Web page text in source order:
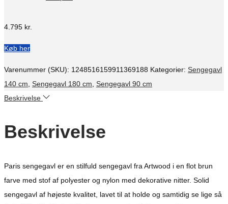
4.795 kr.
Køb her
Varenummer (SKU): 1248516159911369188 Kategorier: Sengegavl
140 cm, Sengegavl 180 cm, Sengegavl 90 cm
Beskrivelse
Beskrivelse
Paris sengegavl er en stilfuld sengegavl fra Artwood i en flot brun
farve med stof af polyester og nylon med dekorative nitter. Solid
sengegavl af højeste kvalitet, lavet til at holde og samtidig se lige så